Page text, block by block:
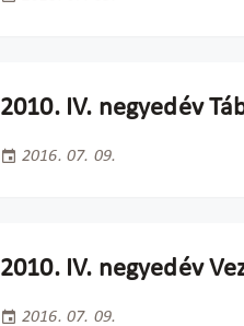
2010. IV. negyedév
2016. 07. 09.
2010. IV. negyedév
2016. 07. 09.